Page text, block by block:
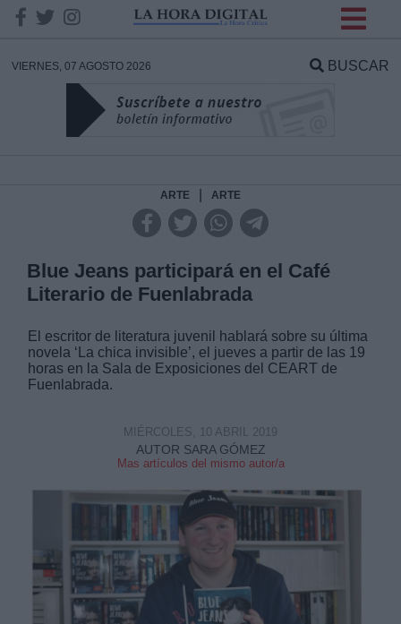
VIERNES, 07 AGOSTO 2026 BUSCAR
ARTE ARTE
Blue Jeans participará en el Café
Literario de Fuenlabrada
El escritor de literatura juvenil hablará sobre su última
novela ‘La chica invisible’, el jueves a partir de las 19
horas en la Sala de Exposiciones del CEART de
Fuenlabrada.
AUTOR SARA GÓMEZ
Mas artículos del mismo autor/a
MIÉRCOLES, 10 ABRIL 2019
DATOS
Responsable:
Destinatarios:
link
Información adicional
link